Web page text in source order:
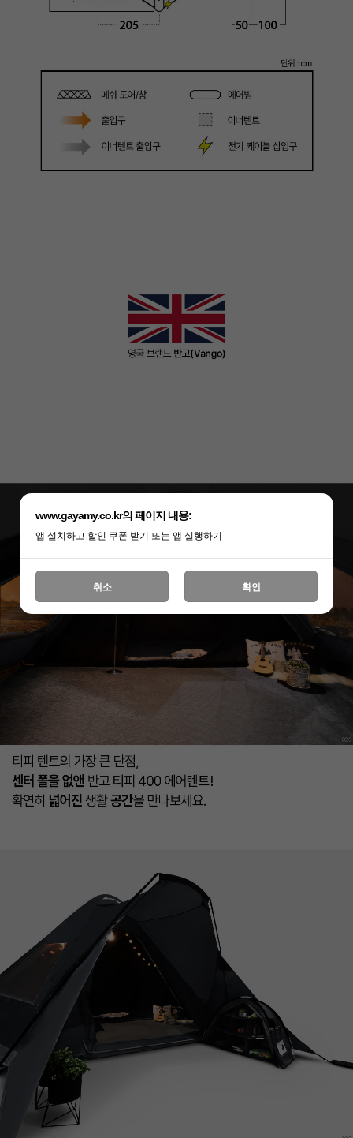
www.gayamy.co.kr의 페이지 내용:
앱 설치하고 할인 쿠폰 받기 또는 앱 실행하기
취소 확인